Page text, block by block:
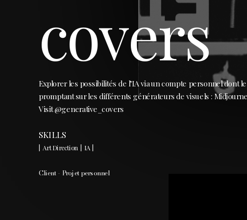
covers
Explorer les possibilités de l’IA via un compte personnel
promptant sur les différents générateurs de visuels :
Visit @generative_covers
SKILLS
|  Art Direction  |  IA  |
Client - Projet personnel